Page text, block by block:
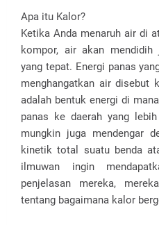
Apa itu Kalor?
Ketika Anda menaruh air di
kompor, air akan
yang tepat. Energi panas
menghangatkan air disebut
adalah bentuk energi di
panas ke daerah yang
mungkin juga mendengar
kinetik total suatu benda
ilmuwan ingin
penjelasan mereka,
tentang bagaimana kalor